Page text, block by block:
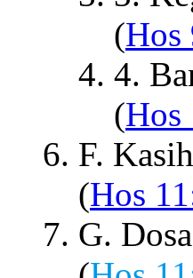
(Hos
4.
(Hos
F.
(Hos
G.